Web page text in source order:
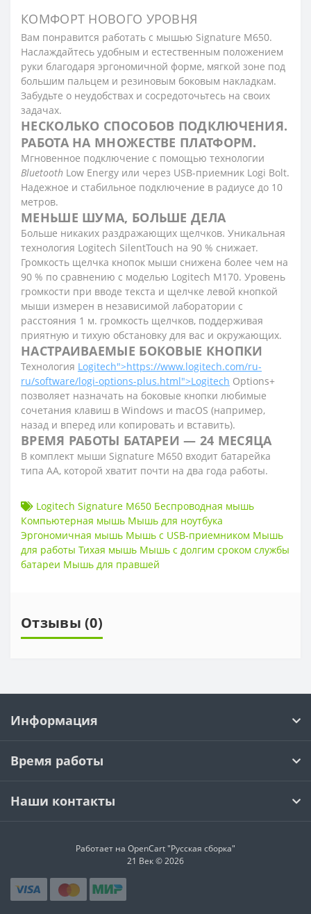
КОМФОРТ НОВОГО УРОВНЯ
Вам понравится работать с мышью Signature M650.
Наслаждайтесь удобным и естественным положением
руки благодаря эргономичной форме, мягкой зоне под
большим пальцем и резиновым боковым накладкам.
Забудьте о неудобствах и сосредоточьтесь на своих
задачах.
НЕСКОЛЬКО СПОСОБОВ ПОДКЛЮЧЕНИЯ.
РАБОТА НА МНОЖЕСТВЕ ПЛАТФОРМ.
Мгновенное подключение с помощью технологии
Bluetooth Low Energy или через USB-приемник Logi Bolt.
Надежное и стабильное подключение в радиусе до 10
метров.
МЕНЬШЕ ШУМА, БОЛЬШЕ ДЕЛА
Больше никаких раздражающих щелчков. Уникальная
технология Logitech SilentTouch на 90 % снижает.
Громкость щелчка кнопок мыши снижена более чем на
90 % по сравнению с моделью Logitech M170. Уровень
громкости при вводе текста и щелчке левой кнопкой
мыши измерен в независимой лаборатории с
расстояния 1 м. громкость щелчков, поддерживая
приятную и тихую обстановку для вас и окружающих.
НАСТРАИВАЕМЫЕ БОКОВЫЕ КНОПКИ
Технология Logitech">https://www.logitech.com/ru-
ru/software/logi-options-plus.html">Logitech Options+
позволяет назначать на боковые кнопки любимые
сочетания клавиш в Windows и macOS (например,
назад и вперед или копировать и вставить).
ВРЕМЯ РАБОТЫ БАТАРЕИ — 24 МЕСЯЦА
В комплект мыши Signature M650 входит батарейка
типа AA, которой хватит почти на два года работы.
Logitech Signature M650 Беспроводная мышь
Компьютерная мышь Мышь для ноутбука
Эргономичная мышь Мышь с USB-приемником Мышь
для работы Тихая мышь Мышь с долгим сроком службы
батареи Мышь для правшей
Отзывы (0)
Информация
Время работы
Наши контакты
Работает на OpenCart "Русская сборка"
21 Век © 2026